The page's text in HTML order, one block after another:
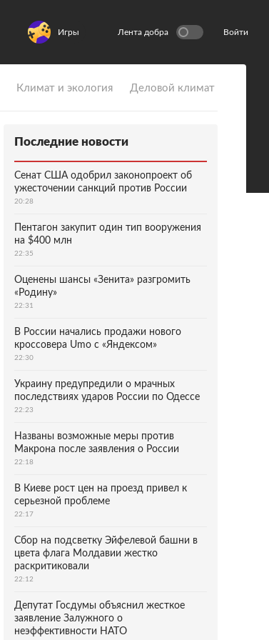
Игры Лента добра Войти
Климат и экология Деловой климат
Последние новости
Сенат США одобрил законопроект об
ужесточении санкций против России
20:28
Пентагон закупит один тип вооружения
на $400 млн
22:35
Оценены шансы «Зенита» разгромить
«Родину»
22:31
В России начались продажи нового
кроссовера Umo с «Яндексом»
22:30
Украину предупредили о мрачных
последствиях ударов России по Одессе
22:23
Названы возможные меры против
Макрона после заявления о России
22:18
В Киеве рост цен на проезд привел к
серьезной проблеме
22:17
Сбор на подсветку Эйфелевой башни в
цвета флага Молдавии жестко
раскритиковали
22:12
Депутат Госдумы объяснил жесткое
заявление Залужного о
неэффективности НАТО